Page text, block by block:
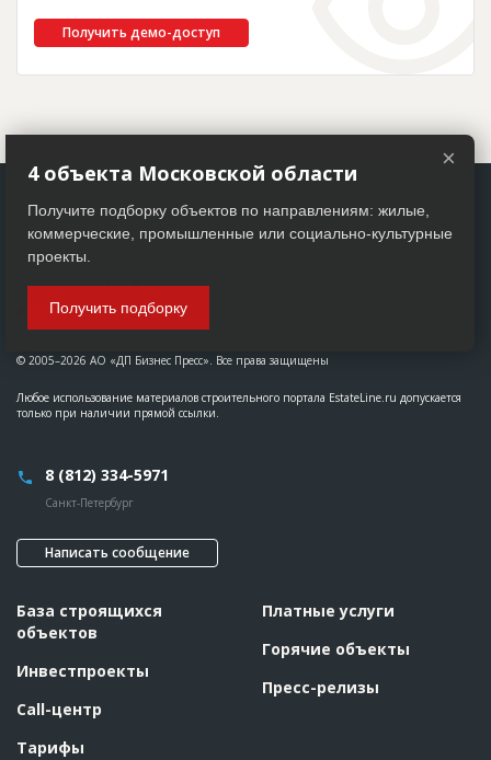
Получить демо-доступ
© 2005–2026 АО «ДП Бизнес Пресс». Все права защищены
Любое использование материалов строительного портала EstateLine.ru допускается
только при наличии прямой ссылки.
8 (812) 334-5971
Санкт-Петербург
Написать сообщение
База строящихся
объектов
Инвестпроекты
Call-центр
Тарифы
Платные услуги
Горячие объекты
Пресс-релизы
×
4 объекта Московской области
Получите подборку объектов по направлениям: жилые,
коммерческие, промышленные или социально-культурные
проекты.
Получить подборку